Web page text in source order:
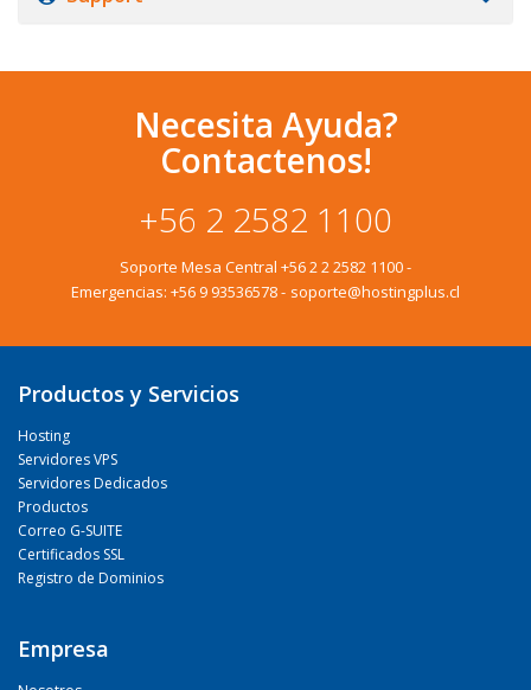
Necesita Ayuda?
Contactenos!
+56 2 2582 1100
Soporte Mesa Central +56 2 2 2582 1100-
Emergencias: +56 9 93536578- soporte@hostingplus.cl
Productos y Servicios
Hosting
Servidores VPS
Servidores Dedicados
Productos
Correo G-SUITE
Certificados SSL
Registro de Dominios
Empresa